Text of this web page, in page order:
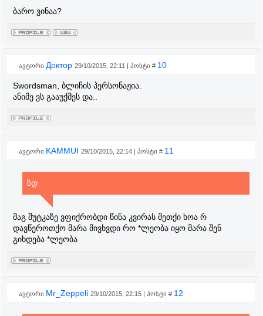
ბარო ვინაა?
ავტორი Доктор 29/10/2015, 22:11 | პოსტი # 10
Swordsman, ბლიჩის პერსონაჟია.
ანიმე ვს გააუქმეს და..
ავტორი KAMMUI 29/10/2015, 22:14 | პოსტი # 11
ზდ
მაგ შუტკაზე ვფიქრობდი წინა კვირას მეთქი ხოა რ
დავწეროთქო მარა მივხვდი რო *ლეობა იყო მარა შენ
გიხდება *ლეობა
ავტორი Mr_Zeppeli 29/10/2015, 22:15 | პოსტი # 12